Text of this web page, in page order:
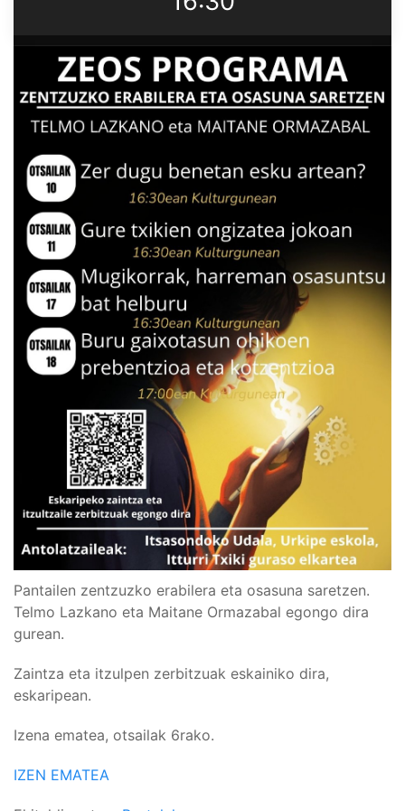
Pantailen zentzuzko erabilera eta osasuna saretzen.
Telmo Lazkano eta Maitane Ormazabal egongo dira
gurean.
Zaintza eta itzulpen zerbitzuak eskainiko dira,
eskaripean.
Izena ematea, otsailak 6rako.
IZEN EMATEA